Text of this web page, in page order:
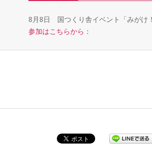
8月8日 国つくり舎イベント「みがけ
参加はこちらから：